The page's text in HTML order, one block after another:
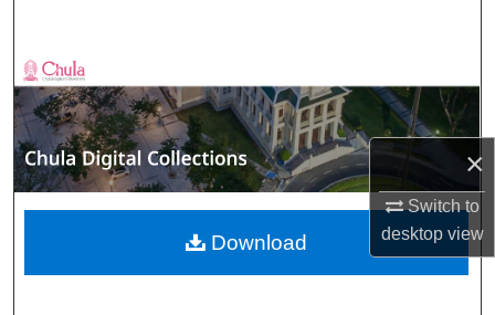
×
Switch to
desktopview
Browse Collections
My Account
About
Digital Commons Network™
Download